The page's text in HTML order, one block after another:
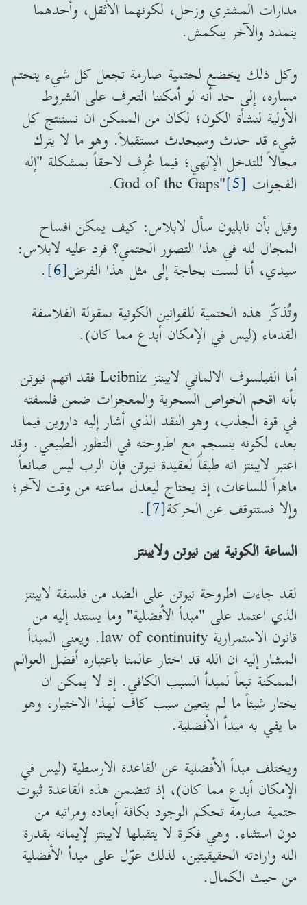
مدارات المشتري وزحل، لكونهما الأثقل، وأحدهما
يتمدد والآخر ينكمش.
وكل ذلك يخضع لحتمية صارمة تجعل كل شيء يتحتم
مساره، إلى حد أنه لو أمكننا التعرف على الشروط
الأولية لنشأة الكون؛ لكان من الممكن ان نستنتج كل
شيء قد حدث وسيحدث مستقبلاً. وهو ما لا يترك
مجالاً للتدخل الإلهي؛ فيما عُرِف لاحقاً بمشكلة "إله
الفجوات God of the Gaps" [5]
.
وقيل بأن نابليون سأل لابلاس: كيف يمكن افساح
المجال لله في هذا التصور الحتمي؟ فرد عليه لابلاس:
سيدي، أنا لست بحاجة إلى مثل هذا الفرض[6]
.
وتُذكّر هذه الحتمية للقوانين الكونية بمقولة الفلاسفة
القدماء (ليس في الإمكان أبدع مما كان).
أما الفيلسوف الالماني لايبنتز Leibniz فقد اتهم نيوتن
بأنه اقحم الخواص السحرية والمعجزات ضمن فلسفته
في قوة الجذب، وهو النقد الذي أشار إليه داروين فيما
بعد، لكونه ينسجم مع اطروحته في التطور الطبيعي. وقد
اعتبر لايبنتز انه طبقاً لعقيدة نيوتن فإن الرب ليس صانعاً
ماهراً للساعات، إذ يحتاج ليعدل ساعته من وقت لآخر؛
وإلا فستتوقف عن الحركة[7]
.
الساعة الكونية بين نيوتن ولايبنتز
لقد جاءت اطروحة نيوتن على الضد من فلسفة لايبنتز
الذي اعتمد على "مبدأ الأفضلية" وما يستند إليه من
قانون الاستمرارية law of continuity. ويعني المبدأ
المشار إليه ان الله قد اختار عالمنا باعتباره أفضل العوالم
الممكنة تبعاً لمبدأ السبب الكافي. إذ لا يمكن ان
يختار شيئاً ما لم يتعين سبب كاف لهذا الاختيار، وهو
ما يفي به مبدأ الأفضلية.
ويختلف مبدأ الأفضلية عن القاعدة الارسطية (ليس في
الإمكان أبدع مما كان)، إذ تتضمن هذه القاعدة ثبوت
حتمية صارمة تحكم الوجود بكافة أبعاده ومراتبه من
دون استثناء. وهي فكرة لا يتقبلها لايبنتز لإيمانه بقدرة
الله وارادته الحقيقيتين، لذلك عوّل على مبدأ الأفضلية
من حيث الكمال.